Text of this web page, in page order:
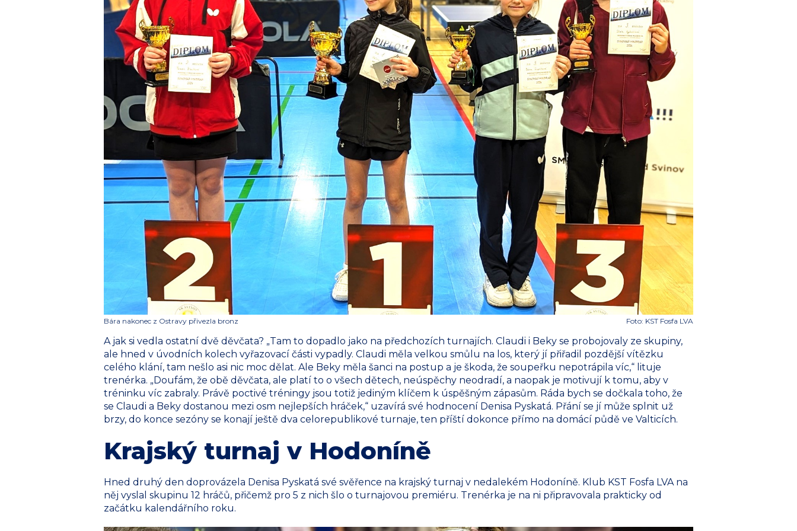
Bára nakonec z Ostravy přivezla bronz Foto: KST Fosfa LVA
A jak si vedla ostatní dvě děvčata? „Tam to dopadlo jako na předchozích turnajích. Claudi i Beky se probojovaly ze skupiny,
ale hned v úvodních kolech vyřazovací části vypadly. Claudi měla velkou smůlu na los, který jí přiřadil pozdější vítězku
celého klání, tam nešlo asi nic moc dělat. Ale Beky měla šanci na postup a je škoda, že soupeřku nepotrápila víc,“ lituje
trenérka. „Doufám, že obě děvčata, ale platí to o všech dětech, neúspěchy neodradí, a naopak je motivují k tomu, aby v
tréninku víc zabraly. Právě poctivé tréningy jsou totiž jediným klíčem k úspěšným zápasům. Ráda bych se dočkala toho, že
se Claudi a Beky dostanou mezi osm nejlepších hráček,“ uzavírá své hodnocení Denisa Pyskatá. Přání se jí může splnit už
brzy, do konce sezóny se konají ještě dva celorepublikové turnaje, ten příští dokonce přímo na domácí půdě ve Valticích.
Krajský turnaj v Hodoníně
Hned druhý den doprovázela Denisa Pyskatá své svěřence na krajský turnaj v nedalekém Hodoníně. Klub KST Fosfa LVA na
něj vyslal skupinu 12 hráčů, přičemž pro 5 z nich šlo o turnajovou premiéru. Trenérka je na ni připravovala prakticky od
začátku kalendářního roku.